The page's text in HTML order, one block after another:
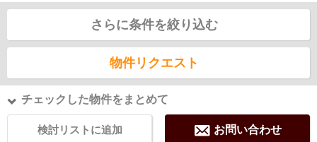
さらに条件を絞り込む
物件リクエスト
チェックした物件をまとめて
検討リストに追加 お問い合わせ